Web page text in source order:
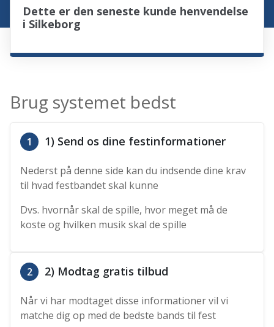
Dette er den seneste kunde henvendelse
i Silkeborg
Brug systemet bedst
1 1) Send os dine festinformationer
Nederst på denne side kan du indsende dine krav
til hvad festbandet skal kunne
Dvs. hvornår skal de spille, hvor meget må de
koste og hvilken musik skal de spille
2 2) Modtag gratis tilbud
Når vi har modtaget disse informationer vil vi
matche dig op med de bedste bands til fest